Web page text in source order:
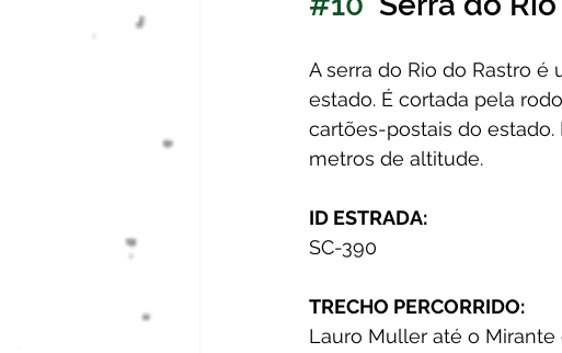
A serra do Rio do Rastro é
estado. É cortada pela
cartões-postais do estado.
metros de altitude.
ID ESTRADA:
SC-390
TRECHO PERCORRIDO:
Lauro Muller até o Mirante